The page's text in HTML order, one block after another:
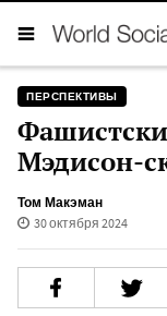
ПЕРСПЕКТИВЫ
Мэдисон-
Том Макэман
30 октября 2024